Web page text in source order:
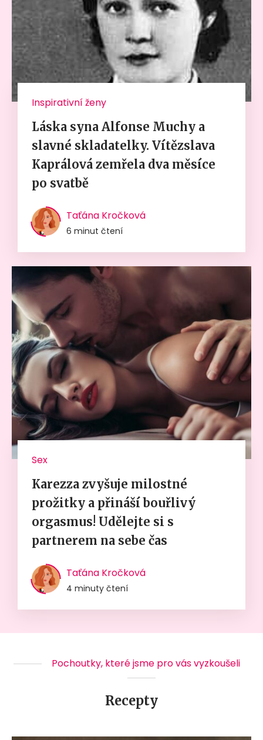
Inspirativní ženy
Láska syna Alfonse Muchy a
slavné skladatelky. Vítězslava
Kaprálová zemřela dva měsíce
po svatbě
Taťána Kročková
6 minut čtení
Sex
Karezza zvyšuje milostné
prožitky a přináší bouřlivý
orgasmus! Udělejte si s
partnerem na sebe čas
Taťána Kročková
4 minuty čtení
Pochoutky, které jsme pro vás vyzkoušeli
Recepty